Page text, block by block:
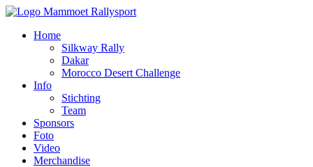
Home
Silkway Rally
Dakar
Morocco Desert Challenge
Info
Stichting
Team
Sponsors
Foto
Video
Merchandise